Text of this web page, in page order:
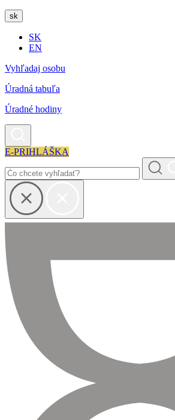
sk
SK
EN
Vyhľadaj osobu
Úradná tabuľa
Úradné hodiny
E-PRIHLÁŠKA